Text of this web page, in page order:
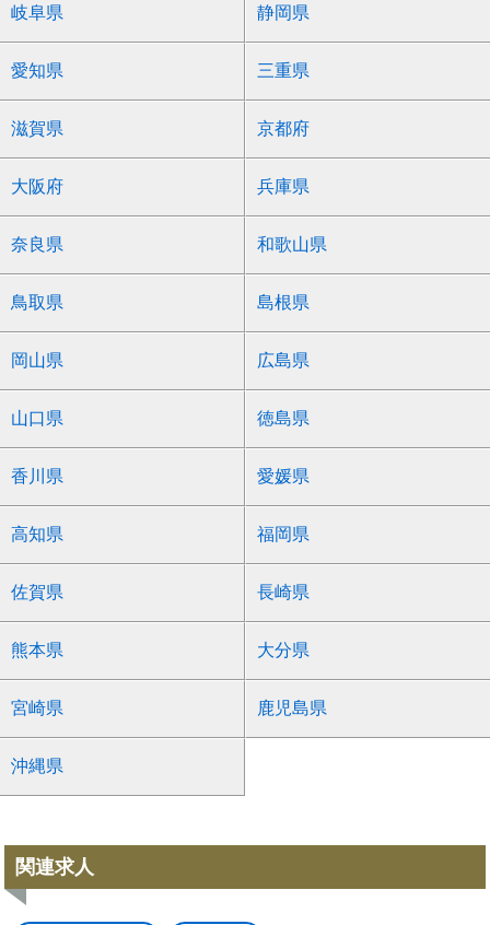
岐阜県 静岡県
愛知県 三重県
滋賀県 京都府
大阪府 兵庫県
奈良県 和歌山県
鳥取県 島根県
岡山県 広島県
山口県 徳島県
香川県 愛媛県
高知県 福岡県
佐賀県 長崎県
熊本県 大分県
宮崎県 鹿児島県
沖縄県
関連求人